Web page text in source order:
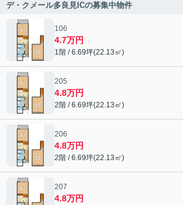
デ・クメール多良見ICの募集中物件
106
4.7万円
1階 / 6.69坪(22.13㎡)
205
4.8万円
2階 / 6.69坪(22.13㎡)
206
4.8万円
2階 / 6.69坪(22.13㎡)
207
4.8万円